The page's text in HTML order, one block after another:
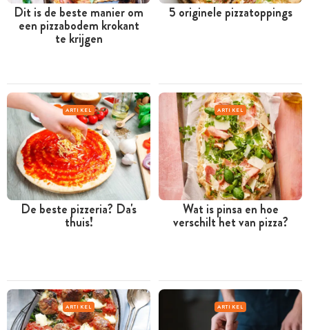
Dit is de beste manier om
een pizzabodem krokant
te krijgen
5 originele pizzatoppings
ARTIKEL
De beste pizzeria? Da's
thuis!
ARTIKEL
Wat is pinsa en hoe
verschilt het van pizza?
ARTIKEL ARTIKEL